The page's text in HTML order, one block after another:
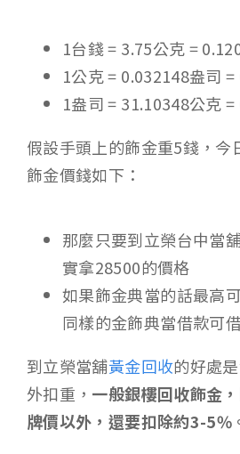
1台錢 = 3.75公克 =
1公克 = 0.032148盎司
1盎司 = 31.10348公克
假設手頭上的飾金重5錢，今
飾金價錢如下：
那麼只要到立榮台中當
實拿28500的價格
如果飾金典當的話最高
同樣的金飾典當借款可
到立榮當舖黃金回收的好處
外扣重， 一般銀樓回收飾金
牌價以外，還要扣除約3-5%